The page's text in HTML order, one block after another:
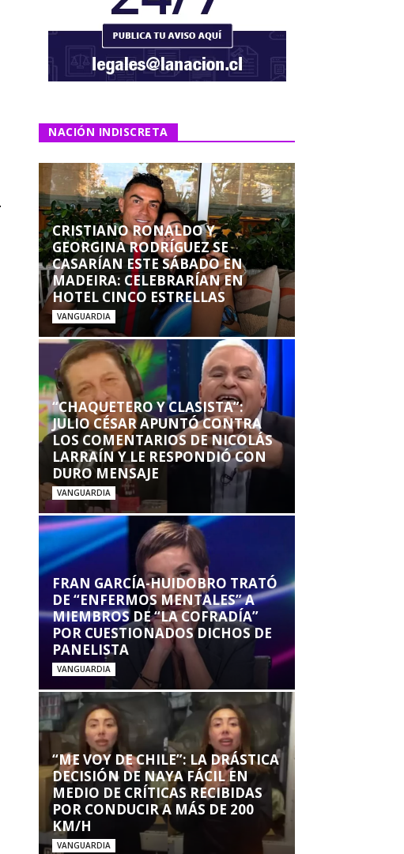
NACIÓN INDISCRETA
CRISTIANO RONALDO Y
GEORGINA RODRÍGUEZ SE
CASARÍAN ESTE SÁBADO EN
MADEIRA: CELEBRARÍAN EN
HOTEL CINCO ESTRELLAS
VANGUARDIA
“CHAQUETERO Y CLASISTA”:
JULIO CÉSAR APUNTÓ CONTRA
LOS COMENTARIOS DE NICOLÁS
LARRAÍN Y LE RESPONDIÓ CON
DURO MENSAJE
VANGUARDIA
FRAN GARCÍA-HUIDOBRO TRATÓ
DE “ENFERMOS MENTALES” A
MIEMBROS DE “LA COFRADÍA”
POR CUESTIONADOS DICHOS DE
PANELISTA
VANGUARDIA
“ME VOY DE CHILE”: LA DRÁSTICA
DECISIÓN DE NAYA FÁCIL EN
MEDIO DE CRÍTICAS RECIBIDAS
POR CONDUCIR A MÁS DE 200
KM/H
VANGUARDIA